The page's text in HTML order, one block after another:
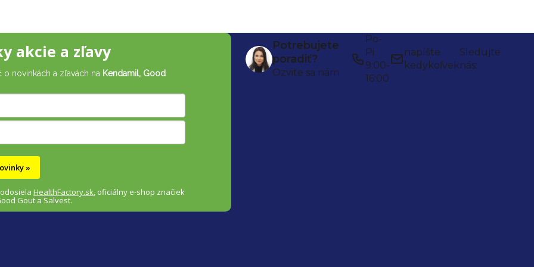
akcie a zľavy
o novinkách a zľavách na Kendamil, Good
»
HealthFactory.sk, oficiálny e-shop značiek
Gout a Salvest.
Potrebujete
poradiť?
Ozvite sa nám
Po-
Pi
9:00-
16:00
napíšte
kedykoľvek
Sledujte
nás: